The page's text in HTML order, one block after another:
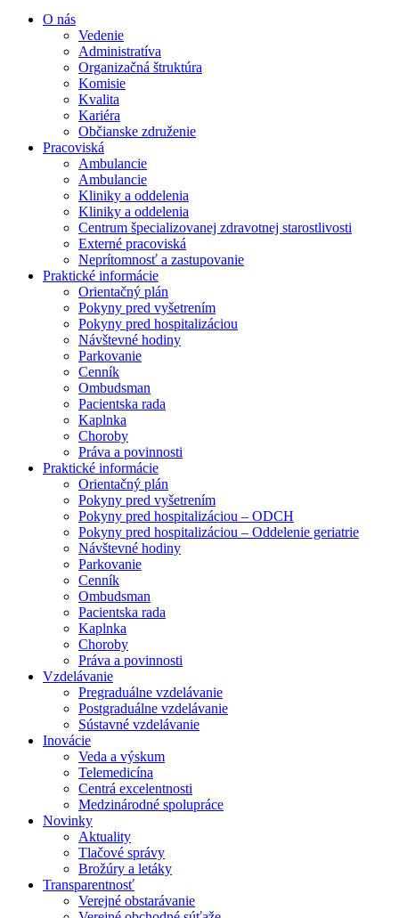
O nás
Vedenie
Administratíva
Organizačná štruktúra
Komisie
Kvalita
Kariéra
Občianske združenie
Pracoviská
Ambulancie
Ambulancie
Kliniky a oddelenia
Kliniky a oddelenia
Centrum špecializovanej zdravotnej starostlivosti
Externé pracoviská
Neprítomnosť a zastupovanie
Praktické informácie
Orientačný plán
Pokyny pred vyšetrením
Pokyny pred hospitalizáciou
Návštevné hodiny
Parkovanie
Cenník
Ombudsman
Pacientska rada
Kaplnka
Choroby
Práva a povinnosti
Praktické informácie
Orientačný plán
Pokyny pred vyšetrením
Pokyny pred hospitalizáciou – ODCH
Pokyny pred hospitalizáciou – Oddelenie geriatrie
Návštevné hodiny
Parkovanie
Cenník
Ombudsman
Pacientska rada
Kaplnka
Choroby
Práva a povinnosti
Vzdelávanie
Pregraduálne vzdelávanie
Postgraduálne vzdelávanie
Sústavné vzdelávanie
Inovácie
Veda a výskum
Telemedicína
Centrá excelentnosti
Medzinárodné spolupráce
Novinky
Aktuality
Tlačové správy
Brožúry a letáky
Transparentnosť
Verejné obstarávanie